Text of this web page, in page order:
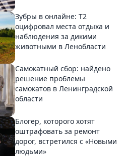
Зубры в онлайне: Т2
оцифровал места отдыха и
наблюдения за дикими
животными в Ленобласти
Самокатный сбор: найдено
решение проблемы
самокатов в Ленинградской
области
Блогер, которого хотят
оштрафовать за ремонт
дорог, встретился с «Новыми
людьми»